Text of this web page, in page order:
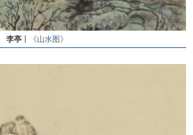
李亭 《山水图》